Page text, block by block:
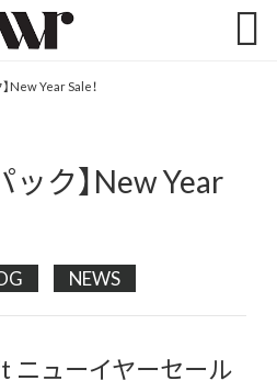

New Year Sale！
ック】New Year
NEWS
ニューイヤーセール